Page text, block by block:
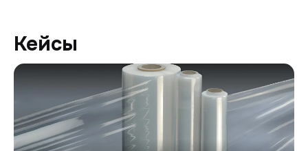
Кейсы
Уралпак